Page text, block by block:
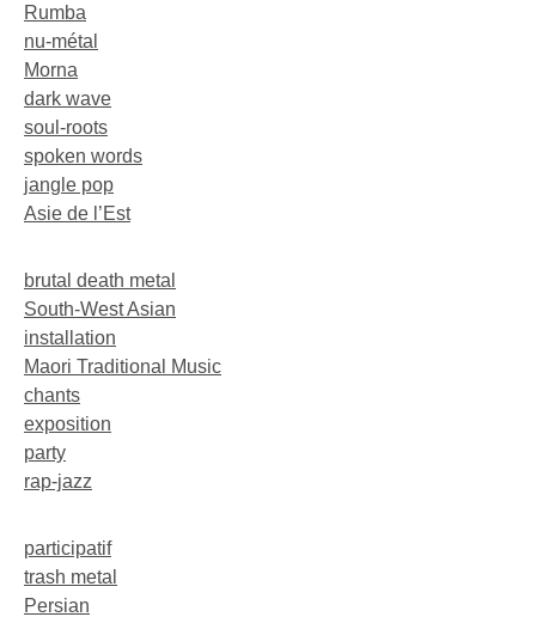
Rumba
nu-métal
Morna
dark wave
soul-roots
spoken words
jangle pop
Asie de l’Est
brutal death metal
South-West Asian
installation
Maori Traditional Music
chants
exposition
party
rap-jazz
participatif
trash metal
Persian